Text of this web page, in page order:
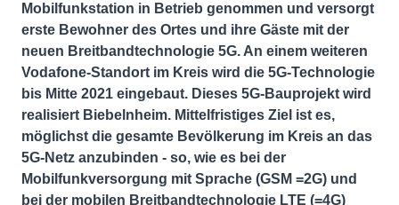
Mobilfunkstation in Betrieb genommen und versorgt
erste Bewohner des Ortes und ihre Gäste mit der
neuen Breitbandtechnologie 5G. An einem weiteren
Vodafone-Standort im Kreis wird die 5G-Technologie
bis Mitte 2021 eingebaut. Dieses 5G-Bauprojekt wird
realisiert Biebelnheim. Mittelfristiges Ziel ist es,
möglichst die gesamte Bevölkerung im Kreis an das
5G-Netz anzubinden - so, wie es bei der
Mobilfunkversorgung mit Sprache (GSM =2G) und
bei der mobilen Breitbandtechnologie LTE (=4G)